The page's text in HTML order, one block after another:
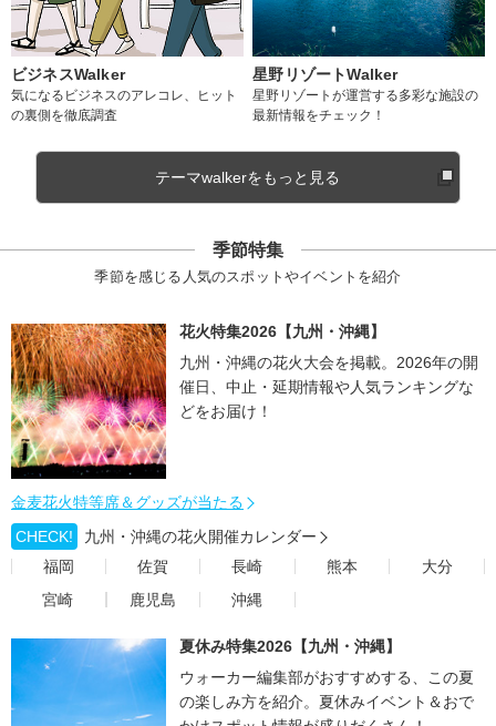
ビジネスWalker
気になるビジネスのアレコレ、ヒット
の裏側を徹底調査
星野リゾートWalker
星野リゾートが運営する多彩な施設の
最新情報をチェック！
テーマwalkerをもっと見る
季節特集
季節を感じる人気のスポットやイベントを紹介
花火特集2026【九州・沖縄】
九州・沖縄の花火大会を掲載。2026年の開
催日、中止・延期情報や人気ランキングな
どをお届け！
金麦花火特等席＆グッズが当たる
CHECK!
九州・沖縄の花火開催カレンダー
福岡
佐賀 長崎 熊本
大分
宮崎
鹿児島 沖縄
夏休み特集2026【九州・沖縄】
ウォーカー編集部がおすすめする、この夏
の楽しみ方を紹介。夏休みイベント＆おで